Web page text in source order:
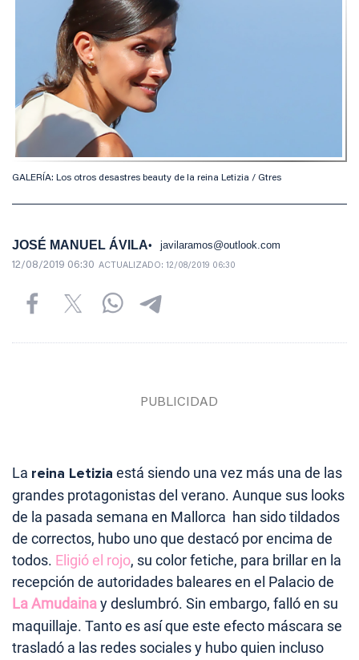
GALERÍA: Los otros desastres beauty de la reina Letizia / Gtres
JOSÉ MANUEL ÁVILA javilaramos@outlook.com
12/08/2019 06:30 ACTUALIZADO: 12/08/2019 06:30
La reina Letizia está siendo una vez más una de las
grandes protagonistas del verano. Aunque sus looks
de la pasada semana en Mallorca han sido tildados
de correctos, hubo uno que destacó por encima de
todos. Eligió el rojo, su color fetiche, para brillar en la
recepción de autoridades baleares en el Palacio de
La Amudainay deslumbró. Sin embargo, falló en su
maquillaje. Tanto es así que este efecto máscara se
trasladó a las redes sociales y hubo quien incluso